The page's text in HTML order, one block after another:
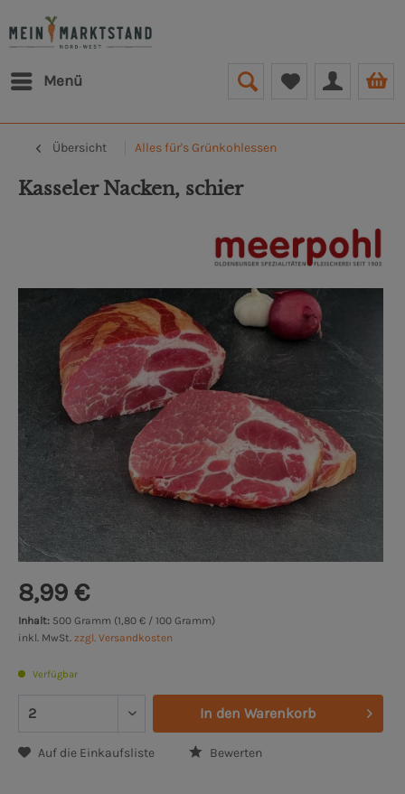
Menü
Übersicht Alles für's Grünkohlessen
Kasseler Nacken, schier
8,99 €
Inhalt: 500 Gramm (1,80 € / 100 Gramm)
inkl. MwSt. zzgl. Versandkosten
Verfügbar
In den Warenkorb
Auf die Einkaufsliste Bewerten